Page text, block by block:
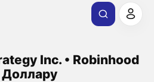
Inc. • Robinhood
Доллару